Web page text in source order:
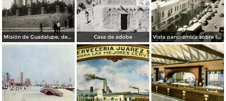
Misión de Guadalupe, depúes de la toma de Ciudad Juárez, durante la Revolución Mexicana Casa de adobe Vista panorámica sobre la Avenida 16 de Septiembre